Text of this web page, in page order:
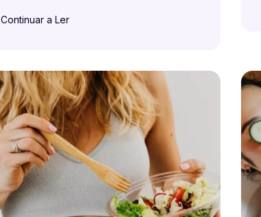
Continuar a Ler